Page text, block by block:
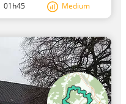
01h45 Medium